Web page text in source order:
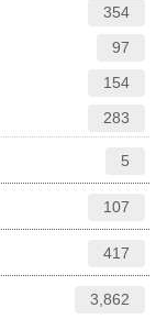
354
97
154
283
5
107
417
3,862